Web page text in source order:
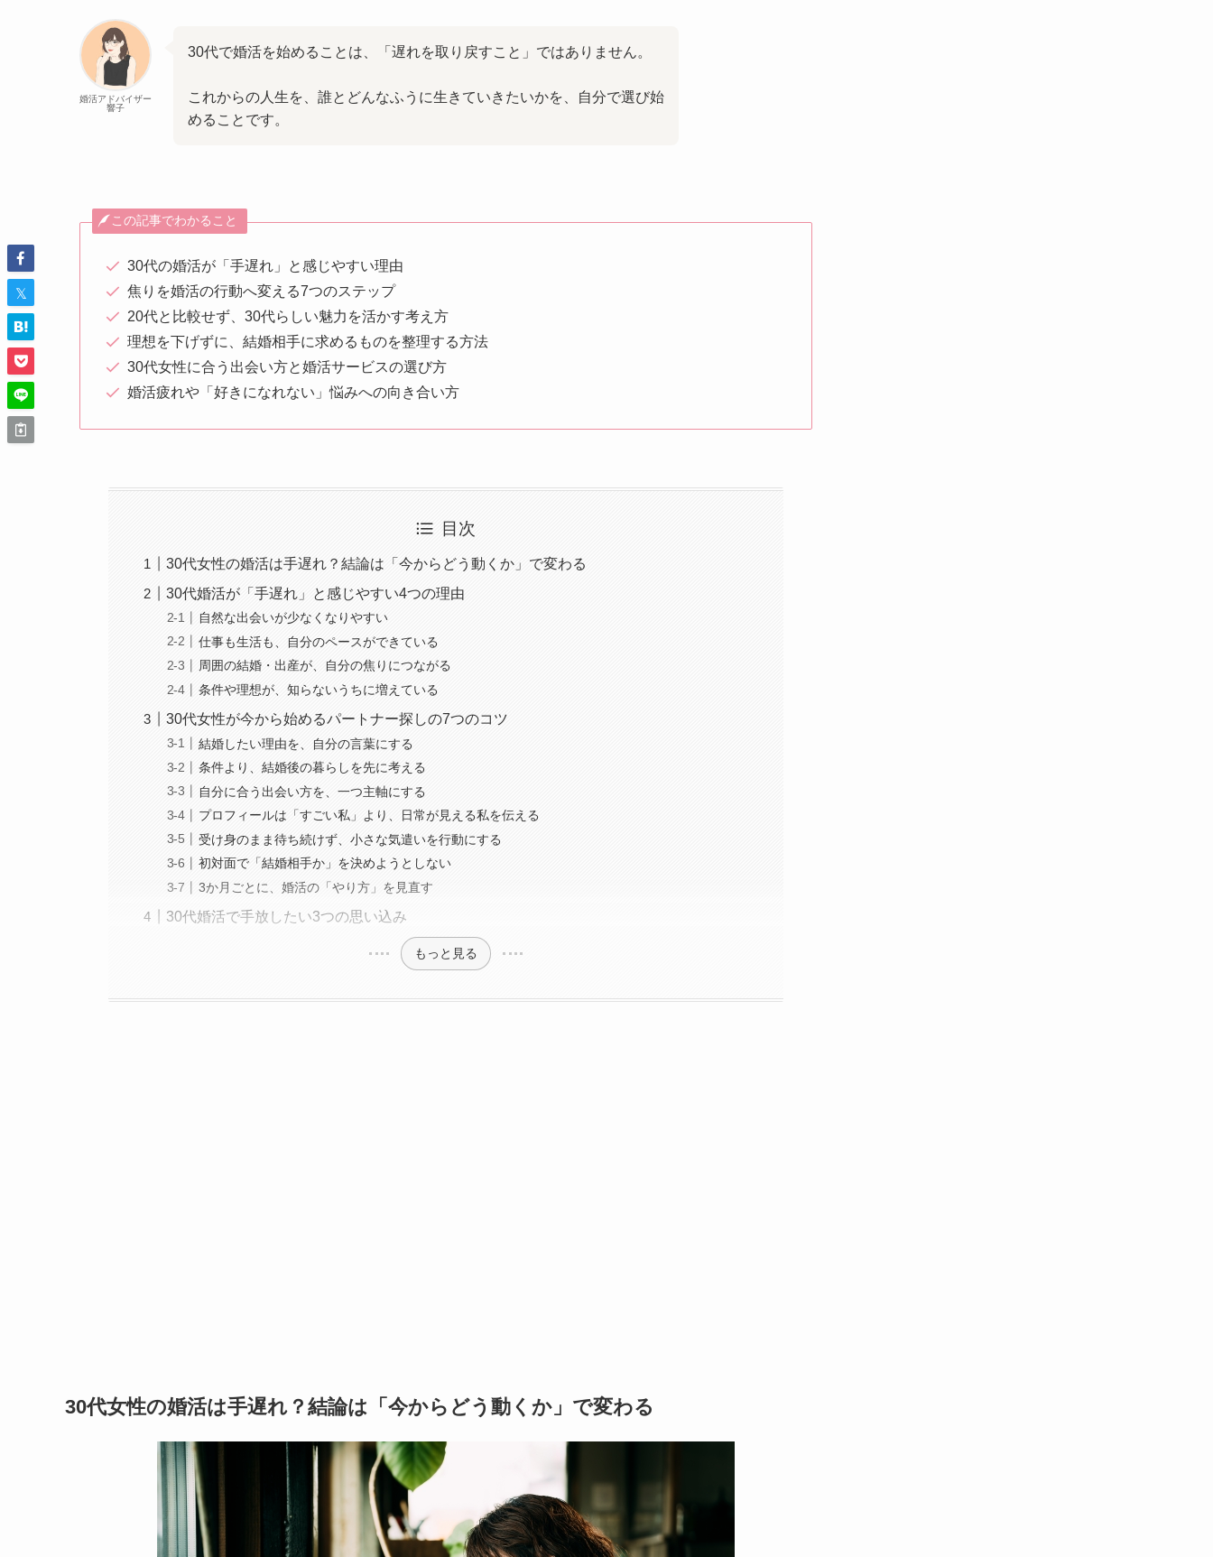
婚活アドバイザー
響子
30代で婚活を始めることは、「遅れを取り戻すこと」ではありません。
これからの人生を、誰とどんなふうに生きていきたいかを、自分で選び始
めることです。
この記事でわかること
30代の婚活が「手遅れ」と感じやすい理由
焦りを婚活の行動へ変える7つのステップ
20代と比較せず、30代らしい魅力を活かす考え方
理想を下げずに、結婚相手に求めるものを整理する方法
30代女性に合う出会い方と婚活サービスの選び方
婚活疲れや「好きになれない」悩みへの向き合い方
目次
30代女性の婚活は手遅れ？結論は「今からどう動くか」で変わる
30代婚活が「手遅れ」と感じやすい4つの理由
自然な出会いが少なくなりやすい
仕事も生活も、自分のペースができている
周囲の結婚・出産が、自分の焦りにつながる
条件や理想が、知らないうちに増えている
30代女性が今から始めるパートナー探しの7つのコツ
結婚したい理由を、自分の言葉にする
条件より、結婚後の暮らしを先に考える
自分に合う出会い方を、一つ主軸にする
プロフィールは「すごい私」より、日常が見える私を伝える
受け身のまま待ち続けず、小さな気遣いを行動にする
初対面で「結婚相手か」を決めようとしない
3か月ごとに、婚活の「やり方」を見直す
30代婚活で手放したい3つの思い込み
もっと見る
30代女性の婚活は手遅れ？結論は「今からどう動くか」で変わる